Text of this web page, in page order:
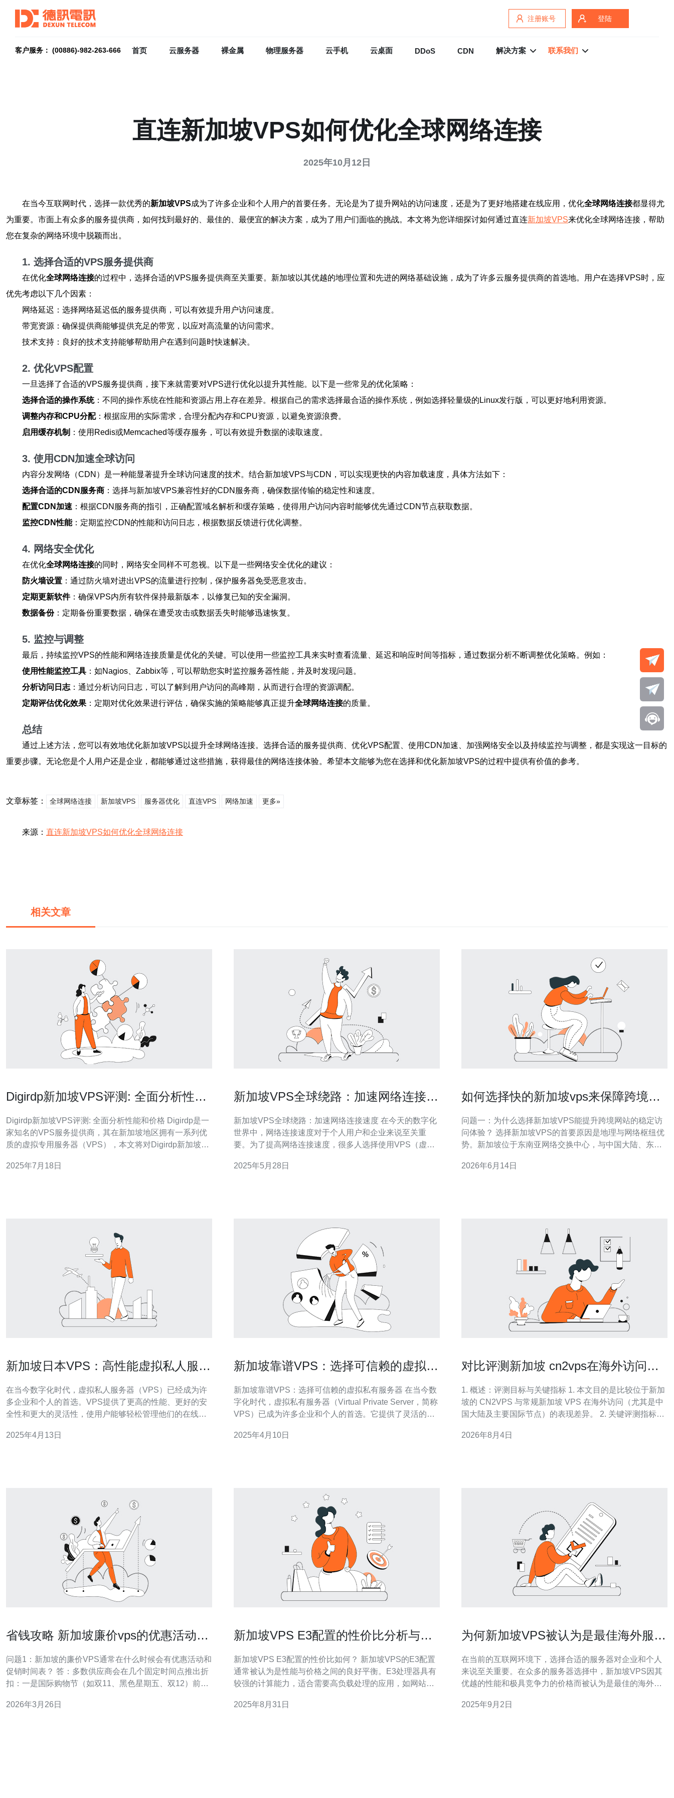
注册账号 登陆
客户服务： (00886)-982-263-666 首页 云服务器 裸金属 物理服务器 云手机 云桌面 DDoS CDN 解决方案 联系我们
直连新加坡VPS如何优化全球网络连接
2025年10月12日
在当今互联网时代，选择一款优秀的新加坡VPS成为了许多企业和个人用户的首要任务。无论是为了提升网站的访问速度，还是为了更好地搭建在线应用，优化全球网络连接都显得尤
为重要。市面上有众多的服务提供商，如何找到最好的、最佳的、最便宜的解决方案，成为了用户们面临的挑战。本文将为您详细探讨如何通过直连新加坡VPS来优化全球网络连接，帮助
您在复杂的网络环境中脱颖而出。
1. 选择合适的VPS服务提供商
在优化全球网络连接的过程中，选择合适的VPS服务提供商至关重要。新加坡以其优越的地理位置和先进的网络基础设施，成为了许多云服务提供商的首选地。用户在选择VPS时，应
优先考虑以下几个因素：
网络延迟：选择网络延迟低的服务提供商，可以有效提升用户访问速度。
带宽资源：确保提供商能够提供充足的带宽，以应对高流量的访问需求。
技术支持：良好的技术支持能够帮助用户在遇到问题时快速解决。
2. 优化VPS配置
一旦选择了合适的VPS服务提供商，接下来就需要对VPS进行优化以提升其性能。以下是一些常见的优化策略：
选择合适的操作系统：不同的操作系统在性能和资源占用上存在差异。根据自己的需求选择最合适的操作系统，例如选择轻量级的Linux发行版，可以更好地利用资源。
调整内存和CPU分配：根据应用的实际需求，合理分配内存和CPU资源，以避免资源浪费。
启用缓存机制 ：使用Redis或Memcached等缓存服务，可以有效提升数据的读取速度。
3. 使用CDN加速全球访问
内容分发网络（CDN）是一种能显著提升全球访问速度的技术。结合新加坡VPS与CDN，可以实现更快的内容加载速度，具体方法如下：
选择合适的CDN服务商 ：选择与新加坡VPS兼容性好的CDN服务商，确保数据传输的稳定性和速度。
配置CDN加速 ：根据CDN服务商的指引，正确配置域名解析和缓存策略，使得用户访问内容时能够优先通过CDN节点获取数据。
监控CDN性能：定期监控CDN的性能和访问日志，根据数据反馈进行优化调整。
4. 网络安全优化
在优化全球网络连接的同时，网络安全同样不可忽视。以下是一些网络安全优化的建议：
防火墙设置 ：通过防火墙对进出VPS的流量进行控制，保护服务器免受恶意攻击。
定期更新软件：确保VPS内所有软件保持最新版本，以修复已知的安全漏洞。
数据备份：定期备份重要数据，确保在遭受攻击或数据丢失时能够迅速恢复。
5. 监控与调整
最后，持续监控VPS的性能和网络连接质量是优化的关键。可以使用一些监控工具来实时查看流量、延迟和响应时间等指标，通过数据分析不断调整优化策略。例如：
使用性能监控工具 ：如Nagios、Zabbix等，可以帮助您实时监控服务器性能，并及时发现问题。
分析访问日志 ：通过分析访问日志，可以了解到用户访问的高峰期，从而进行合理的资源调配。
定期评估优化效果 ：定期对优化效果进行评估，确保实施的策略能够真正提升全球网络连接的质量。
总结
通过上述方法，您可以有效地优化新加坡VPS以提升全球网络连接。选择合适的服务提供商、优化VPS配置、使用CDN加速、加强网络安全以及持续监控与调整，都是实现这一目标的
重要步骤。无论您是个人用户还是企业，都能够通过这些措施，获得最佳的网络连接体验。希望本文能够为您在选择和优化新加坡VPS的过程中提供有价值的参考。
文章标签： 全球网络连接 新加坡VPS 服务器优化 直连VPS 网络加速 更多»
来源： 直连新加坡VPS如何优化全球网络连接
相关文章
Digirdp新加坡VPS评测: 全面分析性能
Digirdp新加坡VPS评测: 全面分析性能和价格 Digirdp是一
家知名的VPS服务提供商，其在新加坡地区拥有一系列优
质的虚拟专用服务器（VPS），本文将对Digirdp新加坡
们来看Digirdp新加坡VPS的性能表现。经过测试，我们发
2025年7月18日
新加坡VPS全球绕路：加速网络连接速
新加坡VPS全球绕路：加速网络连接速度 在今天的数字化
世界中，网络连接速度对于个人用户和企业来说至关重
要。为了提高网络连接速度，很多人选择使用VPS（虚拟
球绕路技术而闻名，能够加速网络连接速度，为用户提供
2025年5月28日
如何选择快的新加坡vps来保障跨境网
问题一：为什么选择新加坡VPS能提升跨境网站的稳定访
问体验？ 选择新加坡VPS的首要原因是地理与网络枢纽优
势。新加坡位于东南亚网络交换中心，与中国大陆、东南
连，这能显著降低对目标用户的平均延迟与丢包率，从而
2026年6月14日
新加坡日本VPS：高性能虚拟私人服务
在当今数字化时代，虚拟私人服务器（VPS）已经成为许
多企业和个人的首选。VPS提供了更高的性能、更好的安
全性和更大的灵活性，使用户能够轻松管理他们的在线业
什么是新加坡日本VPS？ 新加坡日本VPS是指位于新加坡
2025年4月13日
新加坡靠谱VPS：选择可信赖的虚拟私
新加坡靠谱VPS：选择可信赖的虚拟私有服务器 在当今数
字化时代，虚拟私有服务器（Virtual Private Server，简称
VPS）已成为许多企业和个人的首选。它提供了灵活的资
可信赖的VPS提供商对于确保在线业务的稳定和安全至关
2025年4月10日
对比评测新加坡 cn2vps在海外访问中
1. 概述：评测目标与关键指标 1. 本文目的是比较位于新加
坡的 CN2VPS 与常规新加坡 VPS 在海外访问（尤其是中
国大陆及主要国际节点）的表现差异。 2. 关键评测指标包
（Jitter/ms）、TCP/UDP 吞吐（Mbps）、HTTP/下载速
2026年8月4日
省钱攻略 新加坡廉价vps的优惠活动与
问题1：新加坡的廉价VPS通常在什么时候会有优惠活动和
促销时间表？ 答：多数供应商会在几个固定时间点推出折
扣：一是国际购物节（如双11、黑色星期五、双12）前
庆、开服纪念日或大型展会同期。除此之外，许多厂商在
2026年3月26日
新加坡VPS E3配置的性价比分析与推
新加坡VPS E3配置的性价比如何？ 新加坡VPS的E3配置
通常被认为是性能与价格之间的良好平衡。E3处理器具有
较强的计算能力，适合需要高负载处理的应用，如网站托
价比在于它能够以相对较低的成本提供更高的性能，对于
2025年8月31日
为何新加坡VPS被认为是最佳海外服务
在当前的互联网环境下，选择合适的服务器对企业和个人
来说至关重要。在众多的服务器选择中，新加坡VPS因其
优越的性能和极具竞争力的价格而被认为是最佳的海外服
加坡VPS以其快速的响应速度、稳定的连接以及合理的费
2025年9月2日